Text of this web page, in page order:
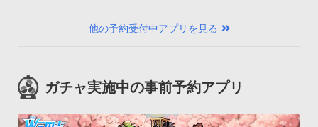
他の予約受付中アプリを見る
ガチャ実施中の事前予約アプリ